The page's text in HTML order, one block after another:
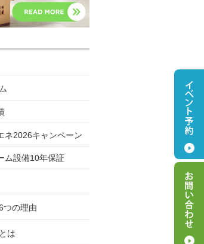
ネ2026キャンペーン
ム設備10年保証
つの理由
は